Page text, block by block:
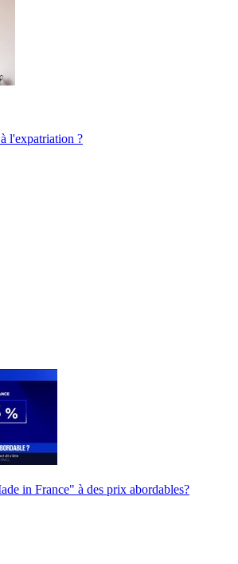
l'expatriation ?
in France" à des prix abordables?